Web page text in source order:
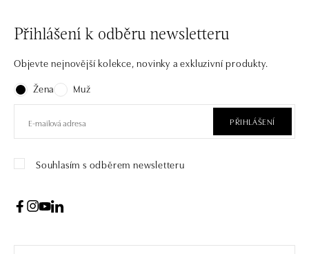
Přihlášení k odběru newsletteru
Objevte nejnovější kolekce, novinky a exkluzivní produkty.
Žena
Muž
PŘIHLÁŠENÍ
Souhlasím s odběrem newsletteru